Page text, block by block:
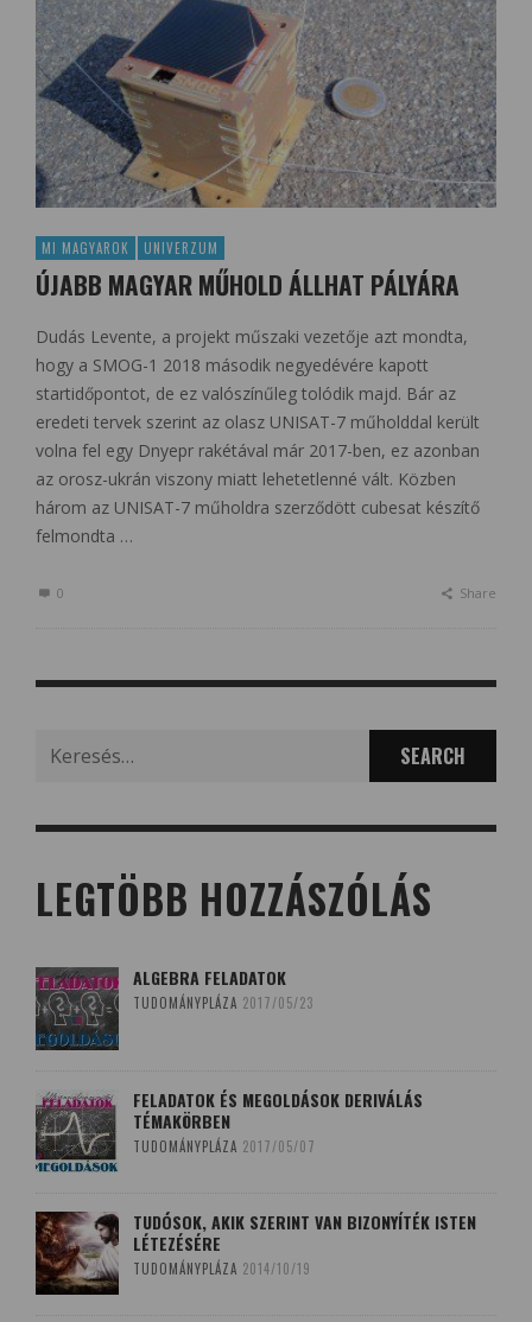
MI MAGYAROK UNIVERZUM
ÚJABB MAGYAR MŰHOLD ÁLLHAT PÁLYÁRA
Dudás Levente, a projekt műszaki vezetője azt mondta,
hogy a SMOG-1 2018 második negyedévére kapott
startidőpontot, de ez valószínűleg tolódik majd. Bár az
eredeti tervek szerint az olasz UNISAT-7 műholddal került
volna fel egy Dnyepr rakétával már 2017-ben, ez azonban
az orosz-ukrán viszony miatt lehetetlenné vált. Közben
három az UNISAT-7 műholdra szerződött cubesat készítő
felmondta …
0 Share
LEGTÖBB HOZZÁSZÓLÁS
ALGEBRA FELADATOK
TUDOMÁNYPLÁZA 2017/05/23
FELADATOK ÉS MEGOLDÁSOK DERIVÁLÁS
TÉMAKÖRBEN
TUDOMÁNYPLÁZA 2017/05/07
TUDÓSOK, AKIK SZERINT VAN BIZONYÍTÉK ISTEN
LÉTEZÉSÉRE
TUDOMÁNYPLÁZA 2014/10/19